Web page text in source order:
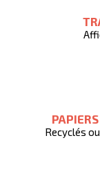
Recyclés